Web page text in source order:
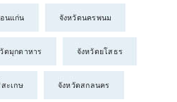
นแก่น จังหวัดนครพนม
ดมุกดาหาร จังหวัดยโสธร
ะเกษ จังหวัดสกลนคร